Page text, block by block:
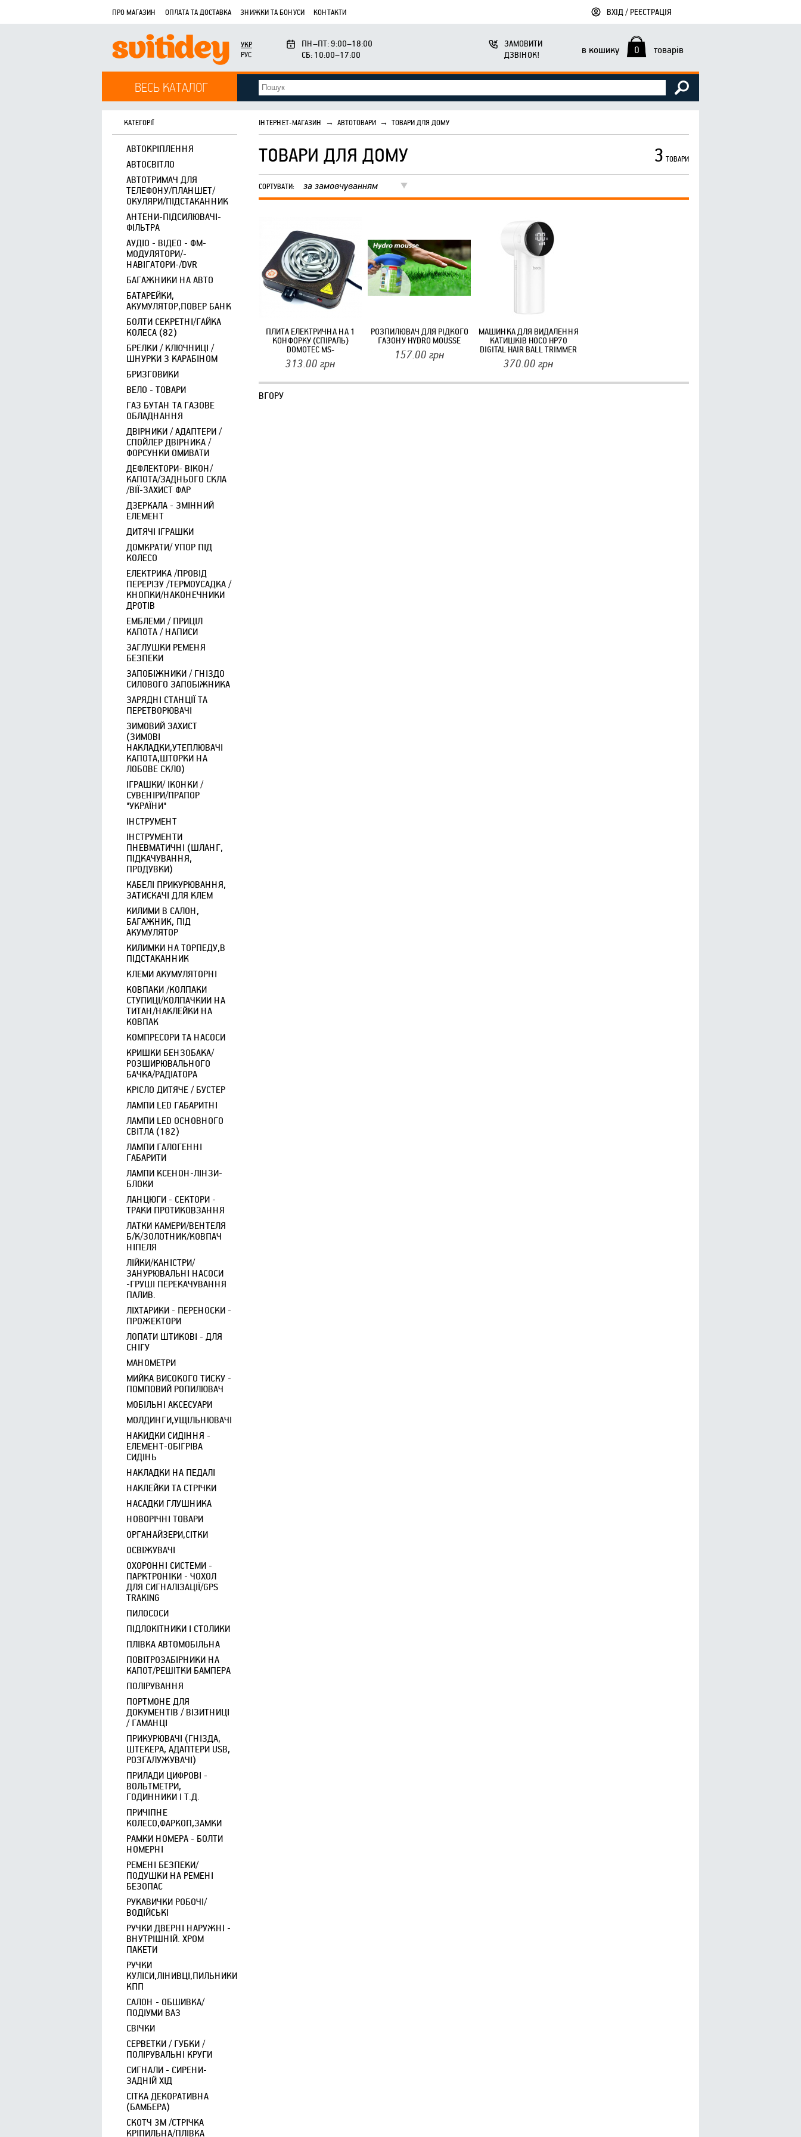
ПРО МАГАЗИН ОПЛАТА ТА ДОСТАВКА ЗНИЖКИ ТА БОНУСИ КОНТАКТИ ВХІД / РЕЄСТРАЦІЯ
УКР
РУС
ПН–ПТ: 9:00–18:00
СБ: 10:00–17:00
ЗАМОВИТИ
ДЗВІНОК!
в кошику 0 товарів
ВЕСЬ КАТАЛОГ
КАТЕГОРІЇ
АВТОКРІПЛЕННЯ
АВТОСВІТЛО
АВТОТРИМАЧ ДЛЯ
ТЕЛЕФОНУ/ПЛАНШЕТ/
ОКУЛЯРИ/ПІДСТАКАННИК
АНТЕНИ-ПІДСИЛЮВАЧІ-
ФІЛЬТРА
АУДІО - ВІДЕО - ФМ-
МОДУЛЯТОРИ/-
НАВІГАТОРИ-/DVR
БАГАЖНИКИ НА АВТО
БАТАРЕЙКИ,
АКУМУЛЯТОР,ПОВЕР БАНК
БОЛТИ СЕКРЕТНІ/ГАЙКА
КОЛЕСА (82)
БРЕЛКИ / КЛЮЧНИЦІ /
ШНУРКИ З КАРАБІНОМ
БРИЗГОВИКИ
ВЕЛО - ТОВАРИ
ГАЗ БУТАН ТА ГАЗОВЕ
ОБЛАДНАННЯ
ДВІРНИКИ / АДАПТЕРИ /
СПОЙЛЕР ДВІРНИКА /
ФОРСУНКИ ОМИВАТИ
ДЕФЛЕКТОРИ- ВІКОН/
КАПОТА/ЗАДНЬОГО СКЛА
/ВІЇ-ЗАХИСТ ФАР
ДЗЕРКАЛА - ЗМІННИЙ
ЕЛЕМЕНТ
ДИТЯЧІ ІГРАШКИ
ДОМКРАТИ/ УПОР ПІД
КОЛЕСО
ЕЛЕКТРИКА /ПРОВІД
ПЕРЕРІЗУ /ТЕРМОУСАДКА /
КНОПКИ/НАКОНЕЧНИКИ
ДРОТІВ
ЕМБЛЕМИ / ПРИЦІЛ
КАПОТА / НАПИСИ
ЗАГЛУШКИ РЕМЕНЯ
БЕЗПЕКИ
ЗАПОБІЖНИКИ / ГНІЗДО
СИЛОВОГО ЗАПОБІЖНИКА
ЗАРЯДНІ СТАНЦІЇ ТА
ПЕРЕТВОРЮВАЧІ
ЗИМОВИЙ ЗАХИСТ
(ЗИМОВІ
НАКЛАДКИ,УТЕПЛЮВАЧІ
КАПОТА,ШТОРКИ НА
ЛОБОВЕ СКЛО)
ІГРАШКИ/ ІКОНКИ /
СУВЕНІРИ/ПРАПОР
"УКРАЇНИ"
ІНСТРУМЕНТ
ІНСТРУМЕНТИ
ПНЕВМАТИЧНІ (ШЛАНГ,
ПІДКАЧУВАННЯ,
ПРОДУВКИ)
КАБЕЛІ ПРИКУРЮВАННЯ,
ЗАТИСКАЧІ ДЛЯ КЛЕМ
КИЛИМИ В САЛОН,
БАГАЖНИК, ПІД
АКУМУЛЯТОР
КИЛИМКИ НА ТОРПЕДУ,В
ПІДСТАКАННИК
КЛЕМИ АКУМУЛЯТОРНІ
КОВПАКИ /КОЛПАКИ
СТУПИЦІ/КОЛПАЧКИИ НА
ТИТАН/НАКЛЕЙКИ НА
КОВПАК
КОМПРЕСОРИ ТА НАСОСИ
КРИШКИ БЕНЗОБАКА/
РОЗШИРЮВАЛЬНОГО
БАЧКА/РАДІАТОРА
КРІСЛО ДИТЯЧЕ / БУСТЕР
ЛАМПИ LED ГАБАРИТНІ
ЛАМПИ LED ОСНОВНОГО
СВІТЛА (182)
ЛАМПИ ГАЛОГЕННІ
ГАБАРИТИ
ЛАМПИ КСЕНОН-ЛІНЗИ-
БЛОКИ
ЛАНЦЮГИ - СЕКТОРИ -
ТРАКИ ПРОТИКОВЗАННЯ
ЛАТКИ КАМЕРИ/ВЕНТЕЛЯ
Б/К/ЗОЛОТНИК/КОВПАЧ
НІПЕЛЯ
ЛІЙКИ/КАНІСТРИ/
ЗАНУРЮВАЛЬНІ НАСОСИ
-ГРУШІ ПЕРЕКАЧУВАННЯ
ПАЛИВ.
ЛІХТАРИКИ - ПЕРЕНОСКИ -
ПРОЖЕКТОРИ
ЛОПАТИ ШТИКОВІ - ДЛЯ
СНІГУ
МАНОМЕТРИ
МИЙКА ВИСОКОГО ТИСКУ -
ПОМПОВИЙ РОПИЛЮВАЧ
МОБІЛЬНІ АКСЕСУАРИ
МОЛДИНГИ,УЩІЛЬНЮВАЧІ
НАКИДКИ СИДІННЯ -
ЕЛЕМЕНТ-ОБІГРІВА
СИДІНЬ
НАКЛАДКИ НА ПЕДАЛІ
НАКЛЕЙКИ ТА СТРІЧКИ
НАСАДКИ ГЛУШНИКА
НОВОРІЧНІ ТОВАРИ
ОРГАНАЙЗЕРИ,СІТКИ
ОСВІЖУВАЧІ
ОХОРОННІ СИСТЕМИ -
ПАРКТРОНІКИ - ЧОХОЛ
ДЛЯ СИГНАЛІЗАЦІЇ/GPS
TRAKING
ПИЛОСОСИ
ПІДЛОКІТНИКИ І СТОЛИКИ
ПЛІВКА АВТОМОБІЛЬНА
ПОВІТРОЗАБІРНИКИ НА
КАПОТ/РЕШІТКИ БАМПЕРА
ПОЛІРУВАННЯ
ПОРТМОНЕ ДЛЯ
ДОКУМЕНТІВ / ВІЗИТНИЦІ
/ ГАМАНЦІ
ПРИКУРЮВАЧІ (ГНІЗДА,
ШТЕКЕРА, АДАПТЕРИ USB,
РОЗГАЛУЖУВАЧІ)
ПРИЛАДИ ЦИФРОВІ -
ВОЛЬТМЕТРИ,
ГОДИННИКИ І Т.Д.
ПРИЧІПНЕ
КОЛЕСО,ФАРКОП,ЗАМКИ
РАМКИ НОМЕРА - БОЛТИ
НОМЕРНІ
РЕМЕНІ БЕЗПЕКИ/
ПОДУШКИ НА РЕМЕНІ
БЕЗОПАС
РУКАВИЧКИ РОБОЧІ/
ВОДІЙСЬКІ
РУЧКИ ДВЕРНІ НАРУЖНІ -
ВНУТРІШНІЙ. ХРОМ
ПАКЕТИ
РУЧКИ
КУЛІСИ,ЛІНИВЦІ,ПИЛЬНИКИ
КПП
САЛОН - ОБШИВКА/
ПОДІУМИ ВАЗ
СВІЧКИ
СЕРВЕТКИ / ГУБКИ /
ПОЛІРУВАЛЬНІ КРУГИ
СИГНАЛИ - СИРЕНИ-
ЗАДНІЙ ХІД
СІТКА ДЕКОРАТИВНА
(БАМБЕРА)
СКОТЧ 3М /СТРІЧКА
КРІПИЛЬНА/ПЛІВКА
ІНТЕРНЕТ-МАГАЗИН → АВТОТОВАРИ → ТОВАРИ ДЛЯ ДОМУ
3 ТОВАРИ
ТОВАРИ ДЛЯ ДОМУ
СОРТУВАТИ: за замовчуванням
ПЛИТА ЕЛЕКТРИЧНА НА 1
КОНФОРКУ (СПІРАЛЬ)
DOMOTEC MS-
5801(ART.3026) 1000 ВТ
313.00 грн
РОЗПИЛЮВАЧ ДЛЯ РІДКОГО
ГАЗОНУ HYDRO MOUSSE
157.00 грн
МАШИНКА ДЛЯ ВИДАЛЕННЯ
КАТИШКІВ HOCO HP70
DIGITAL HAIR BALL TRIMMER
370.00 грн
ВГОРУ